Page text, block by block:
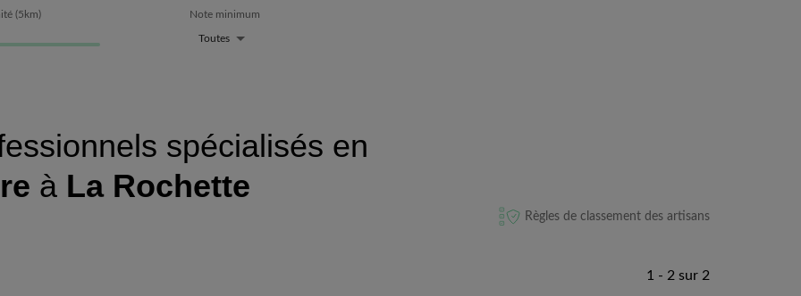
(5 km) Note minimum
Toutes
spécialisés en
à La Rochette
Règles de classement des artisans
1 - 2 sur 2